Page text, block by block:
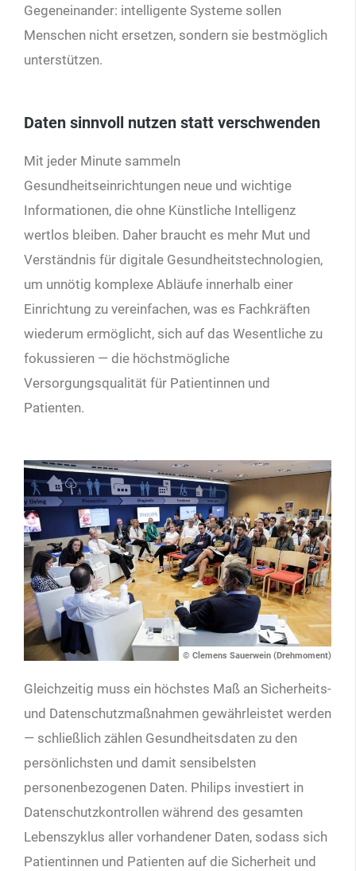
Gegeneinander: intelligente Systeme sollen
Menschen nicht ersetzen, sondern sie bestmöglich
unterstützen.
Daten sinnvoll nutzen statt verschwenden
Mit jeder Minute sammeln
Gesundheitseinrichtungen neue und wichtige
Informationen, die ohne Künstliche Intelligenz
wertlos bleiben. Daher braucht es mehr Mut und
Verständnis für digitale Gesundheitstechnologien,
um unnötig komplexe Abläufe innerhalb einer
Einrichtung zu vereinfachen, was es Fachkräften
wiederum ermöglicht, sich auf das Wesentliche zu
fokussieren — die höchstmögliche
Versorgungsqualität für Patientinnen und
Patienten.
© Clemens Sauerwein (Drehmoment)
Gleichzeitig muss ein höchstes Maß an Sicherheits-
und Datenschutzmaßnahmen gewährleistet werden
— schließlich zählen Gesundheitsdaten zu den
persönlichsten und damit sensibelsten
personenbezogenen Daten. Philips investiert in
Datenschutzkontrollen während des gesamten
Lebenszyklus aller vorhandener Daten, sodass sich
Patientinnen und Patienten auf die Sicherheit und